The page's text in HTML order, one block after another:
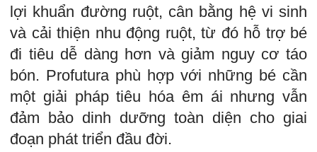
lợi khuẩn đường ruột, cân bằng hệ vi sinh
và cải thiện nhu động ruột, từ đó hỗ trợ bé
đi tiêu dễ dàng hơn và giảm nguy cơ táo
bón. Profutura phù hợp với những bé cần
một giải pháp tiêu hóa êm ái nhưng vẫn
đảm bảo dinh dưỡng toàn diện cho giai
đoạn phát triển đầu đời.